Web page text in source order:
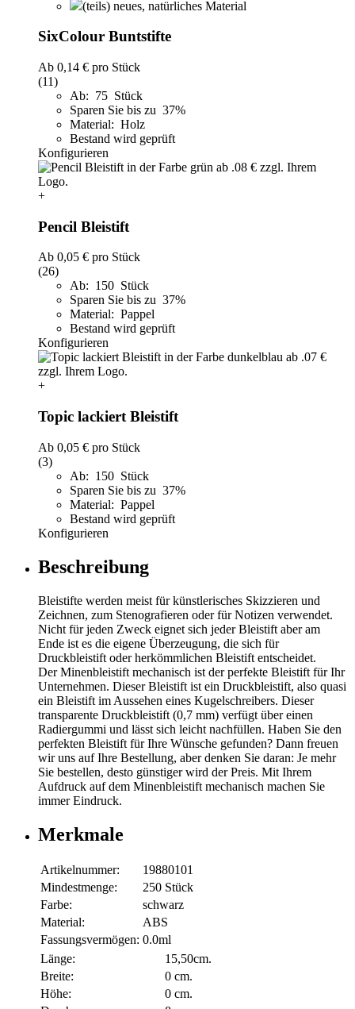
(teils) neues, natürliches Material
SixColour Buntstifte
Ab 0,14 € pro Stück
(11)
Ab: 75 Stück
Sparen Sie bis zu 37%
Material: Holz
Bestand wird geprüft
Konfigurieren
+
Pencil Bleistift
Ab 0,05 € pro Stück
(26)
Ab: 150 Stück
Sparen Sie bis zu 37%
Material: Pappel
Bestand wird geprüft
Konfigurieren
+
Topic lackiert Bleistift
Ab 0,05 € pro Stück
(3)
Ab: 150 Stück
Sparen Sie bis zu 37%
Material: Pappel
Bestand wird geprüft
Konfigurieren
Beschreibung
Bleistifte werden meist für künstlerisches Skizzieren und
Zeichnen, zum Stenografieren oder für Notizen verwendet.
Nicht für jeden Zweck eignet sich jeder Bleistift aber am
Ende ist es die eigene Überzeugung, die sich für
Druckbleistift oder herkömmlichen Bleistift entscheidet.
Der Minenbleistift mechanisch ist der perfekte Bleistift für Ihr
Unternehmen. Dieser Bleistift ist ein Druckbleistift, also quasi
ein Bleistift im Aussehen eines Kugelschreibers. Dieser
transparente Druckbleistift (0,7 mm) verfügt über einen
Radiergummi und lässt sich leicht nachfüllen. Haben Sie den
perfekten Bleistift für Ihre Wünsche gefunden? Dann freuen
wir uns auf Ihre Bestellung, aber denken Sie daran: Je mehr
Sie bestellen, desto günstiger wird der Preis. Mit Ihrem
Aufdruck auf dem Minenbleistift mechanisch machen Sie
immer Eindruck.
Merkmale
Artikelnummer:
19880101
Mindestmenge:
250 Stück
Farbe:
schwarz
Material:
ABS
Fassungsvermögen: 0.0ml
Länge:
15,50cm.
Breite:
0 cm.
Höhe:
0 cm.